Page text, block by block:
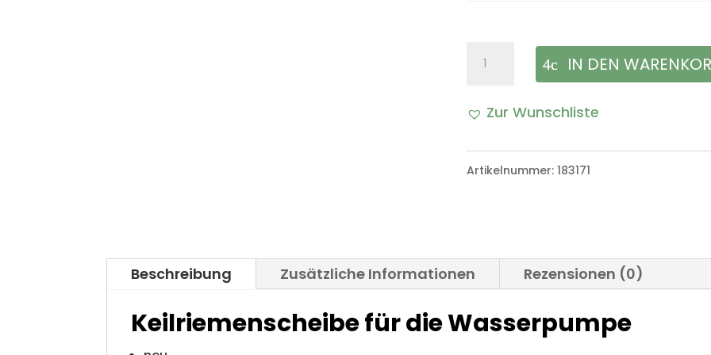
Keilriemenscheibe
Riemenscheibe
für
Wasserpumpe
Bombardier
Menge
IN DEN
Zur Wunschliste
Artikelnummer:183171
Beschreibung Zusätzliche Informationen Rezensionen (0)
Keilriemenscheibe für die Wasserpumpe